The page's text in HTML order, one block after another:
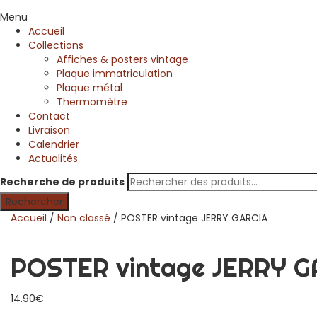
Menu
Accueil
Collections
Affiches & posters vintage
Plaque immatriculation
Plaque métal
Thermomètre
Contact
Livraison
Calendrier
Actualités
Recherche de produits
Rechercher
Accueil / Non classé / POSTER vintage JERRY GARCIA
POSTER vintage JERRY
14.90€